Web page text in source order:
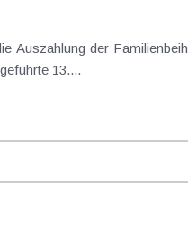
bzw. in Ausnahmefällen auf 25 Jahre herabgesetzt . Darüber hinaus wurde auch die erst im Jahr 2008 eingeführte 13....